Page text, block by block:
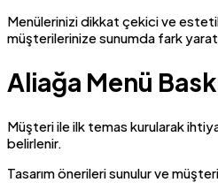
Menülerinizi dikkat çekici ve
müşterilerinize sunumda fark
Aliağa Menü
Müşteri ile ilk temas kurularak
belirlenir.
Tasarım önerileri sunulur ve müşteri